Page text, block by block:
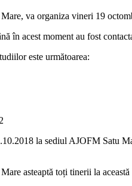
va organiza vineri 19
în acest moment au fost
este următoarea:
la sediul AJOFM Satu
asteaptă toți tinerii la